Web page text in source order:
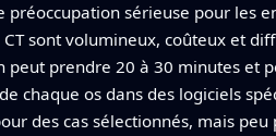
sérieuse pour les
sont volumineux, coûteux et
prendre 20 à 30 minutes et
chaque os dans des logiciels
des cas sélectionnés, mais